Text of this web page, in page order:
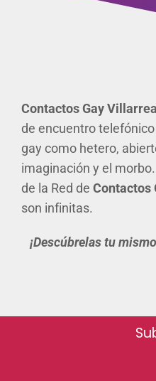
Contactos Gay
de encuentro
gay como hetero,
imaginación y el
de la Red de Contactos
son infinitas.
¡Descúbrelas tu